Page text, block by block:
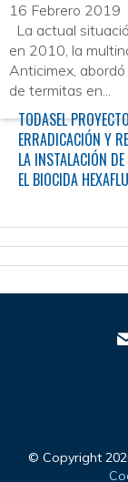
16 Febrero 2019
La actual
en 2010, la
Anticimex,
de termitas en...
TODASEL
ERRADICACIÓN Y
LA INSTALACIÓN
EL BIOCIDA
© Copyright